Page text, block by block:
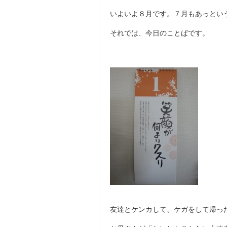
いよいよ８月です。７月もあっとい
それでは、今日のことばです。
友達とケンカして、ケガをして帰っ